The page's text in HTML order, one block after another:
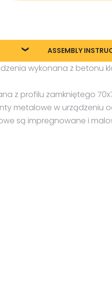
ASSEMBLY
172408
wykonana z betonu
z profilu zamkniętego
metalowe w
są impregnowane i